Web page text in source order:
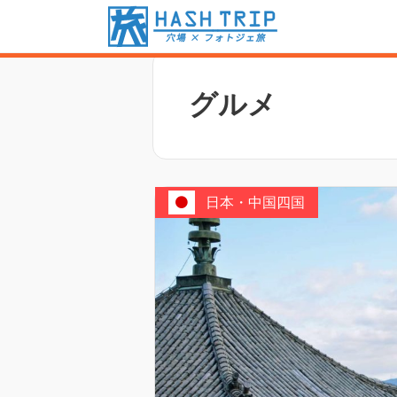
ホーム/ グルメ
グルメ
日本・中国四国